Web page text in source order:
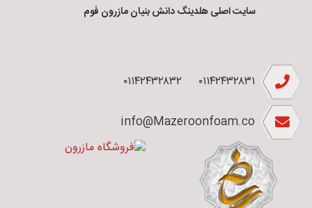
سایت اصلی هلدینگ دانش بنیان مازرون فوم
۰۱۱۴۲۴۳۲۸۳۱ ۰۱۱۴۲۴۳۲۸۳۲
info@Mazeroonfoam.co